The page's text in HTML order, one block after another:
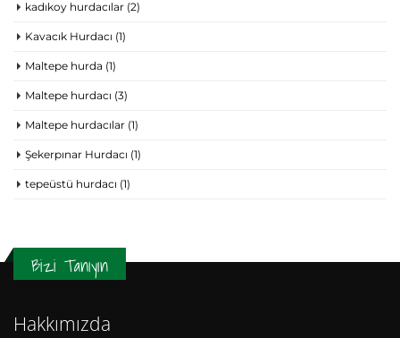
kadıkoy hurdacılar (2)
Kavacık Hurdacı (1)
Maltepe hurda (1)
Maltepe hurdacı (3)
Maltepe hurdacılar (1)
Şekerpınar Hurdacı (1)
tepeüstü hurdacı (1)
Bizi Tanıyın
Hakkımızda